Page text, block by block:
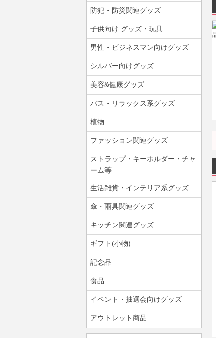
防犯・防災関連グッズ
子供向け グッズ・玩具
男性・ビジネスマン向けグッズ
シルバー向けグッズ
美容&健康グッズ
バス・リラックス系グッズ
植物
ファッション関連グッズ
ストラップ・キーホルダー・チャ
ーム等
生活雑貨・インテリア系グッズ
傘・雨具関連グッズ
キッチン関連グッズ
ギフト(小物)
記念品
食品
イベント・抽選会向けグッズ
アウトレット商品